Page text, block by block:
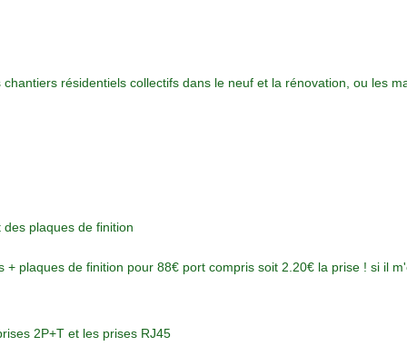
résidentiels collectifs dans le neuf et la rénovation, ou les
plaques de finition
plaques de finition pour 88€ port compris soit 2.20€ la prise ! si il
2P+T et les prises RJ45